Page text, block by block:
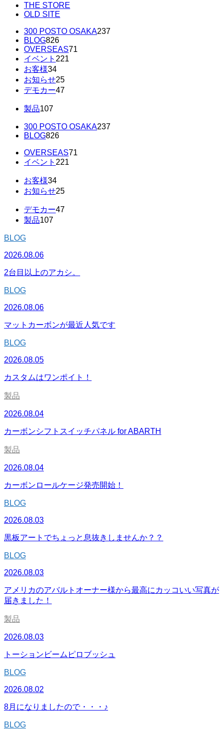
THE STORE
OLD SITE
300 POSTO OSAKA237
BLOG826
OVERSEAS71
イベント 221
お客様34
お知らせ25
デモカー47
製品107
300 POSTO OSAKA237
BLOG826
OVERSEAS71
イベント 221
お客様34
お知らせ25
デモカー47
製品107
BLOG
2026.08.06
2台目以上のアカシ。
BLOG
2026.08.06
マットカーボンが最近人気です
BLOG
2026.08.05
カスタムはワンポイト！
製品
2026.08.04
カーボンシフトスイッチパネル for ABARTH
製品
2026.08.04
カーボンロールケージ発売開始！
BLOG
2026.08.03
黒板アートでちょっと息抜きしませんか？？
BLOG
2026.08.03
アメリカのアバルトオーナー様から最高にカッコいい写真が
届きました！
製品
2026.08.03
トーションビームピロブッシュ
BLOG
2026.08.02
8月になりましたので・・・♪
BLOG